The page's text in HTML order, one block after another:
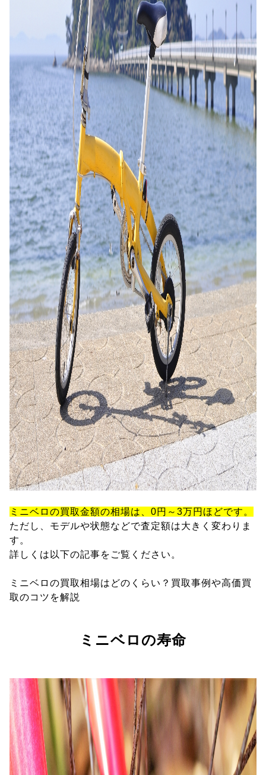
ミニベロの買取金額の相場は、0円～3万円ほどです。
ただし、モデルや状態などで査定額は大きく変わりま
す。
詳しくは以下の記事をご覧ください。
ミニベロの買取相場はどのくらい？買取事例や高価買
取のコツを解説
ミニベロの寿命